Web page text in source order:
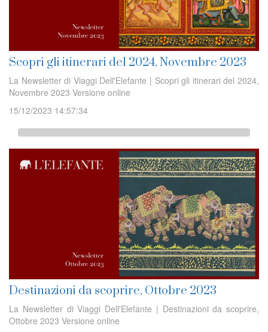
Scopri gli itinerari del 2024, Novembre 2023
La Newsletter di Viaggi Dell'Elefante | Scopri gli itinerari del 2024,
Novembre 2023 Versione online
15/12/2023 14:57:34
Destinazioni da scoprire, Ottobre 2023
La Newsletter di Viaggi Dell'Elefante | Destinazioni da scoprire,
Ottobre 2023 Versione online